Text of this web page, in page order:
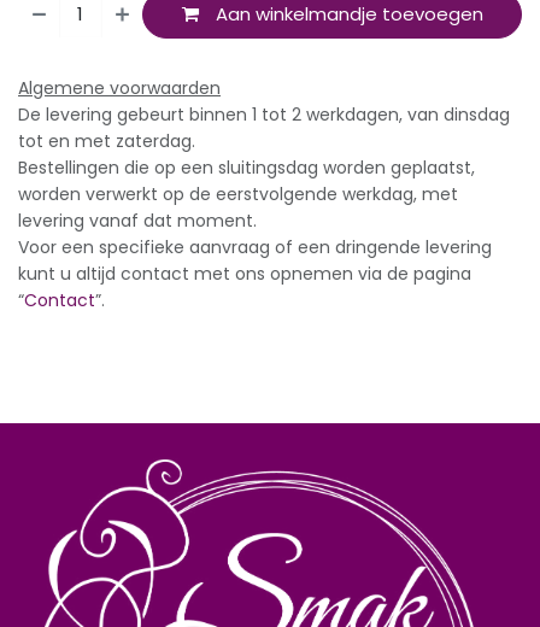
Aan winkelmandje toevoegen
Algemene voorwaarden
De levering gebeurt binnen 1 tot 2 werkdagen, van dinsdag
tot en met zaterdag.
Bestellingen die op een sluitingsdag worden geplaatst,
worden verwerkt op de eerstvolgende werkdag, met
levering vanaf dat moment.
Voor een specifieke aanvraag of een dringende levering
kunt u altijd contact met ons opnemen via de pagina
“Contact”.